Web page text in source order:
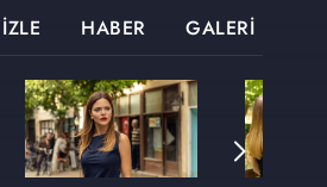
HABER GALERİ